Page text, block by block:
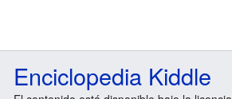
Enciclopedia Kiddle